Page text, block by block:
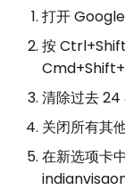
打开
按
清除过去
关闭所有其
在新选项卡